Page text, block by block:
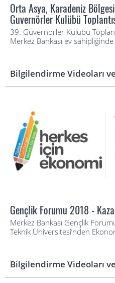
Orta Asya, Karadeniz
Guvernörler Kulübü
39. Guvernörler Kulübü
Merkez Bankası ev
Bilgilendirme Videoları
Gençlik Forumu 2018 -
Merkez Bankası Gençlik
Teknik Üniversitesi’nden
Bilgilendirme Videoları